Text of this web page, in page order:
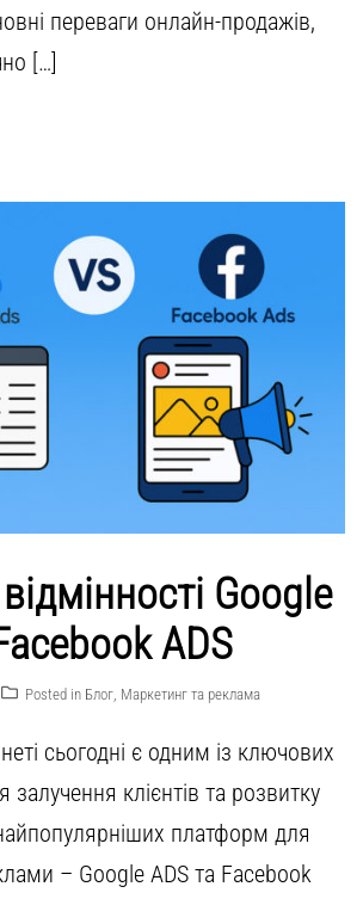
переваги онлайн-продажів,
[…]
Google
ADS
Posted in Блог, Маркетинг та реклама
сьогодні є одним із ключових
залучення клієнтів та розвитку
платформ для
– Google ADS та Facebook